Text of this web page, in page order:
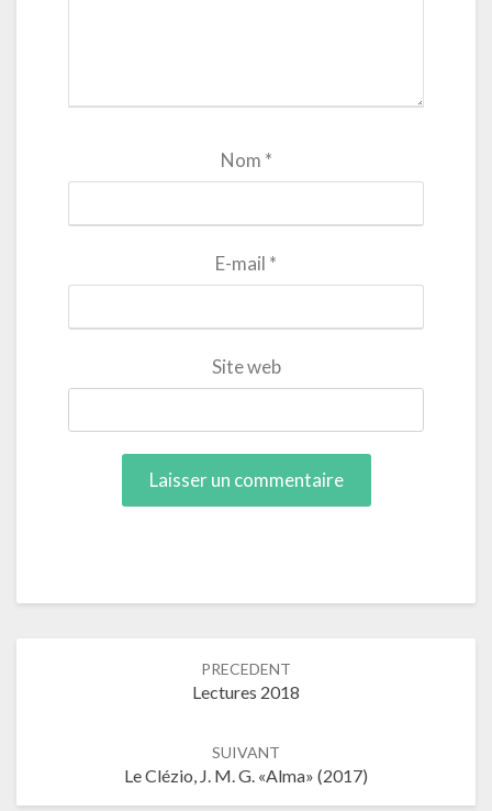
Nom *
E-mail *
Site web
PRECEDENT
Lectures 2018
SUIVANT
Le Clézio, J. M. G. «Alma» (2017)